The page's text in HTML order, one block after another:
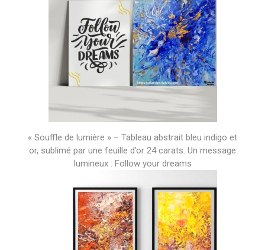
« Souffle de lumière » – Tableau abstrait bleu indigo et
or, sublimé par une feuille d’or 24 carats. Un message
lumineux : Follow your dreams